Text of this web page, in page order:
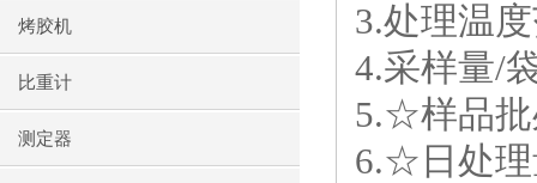
烤胶机
比重计
测定器
3.处理温
4.采样量/
5.☆样品批
6.☆日处理